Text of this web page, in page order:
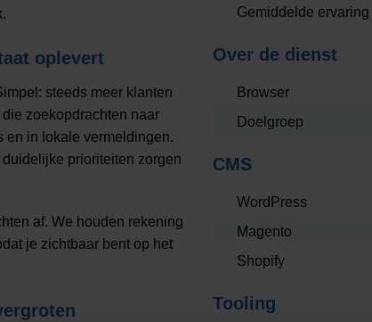
oplevert
steeds meer klanten
zoekopdrachten naar
en in lokale vermeldingen.
prioriteiten zorgen
af. We houden rekening
je zichtbaar bent op het
Gemiddelde ervaring
Over de dienst
Browser
Doelgroep
CMS
WordPress
Magento
Shopify
Tooling